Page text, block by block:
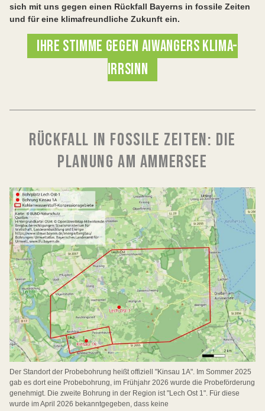
sich mit uns gegen einen Rückfall Bayerns in fossile Zeiten
und für eine klimafreundliche Zukunft ein.
IHRE STIMME GEGEN AIWANGERS KLIMA-
IRRSINN
RÜCKFALL IN FOSSILE ZEITEN: DIE
PLANUNG AM AMMERSEE
Der Standort der Probebohrung heißt offiziell "Kinsau 1A". Im Sommer 2025
gab es dort eine Probebohrung, im Frühjahr 2026 wurde die Probeförderung
genehmigt. Die zweite Bohrung in der Region ist "Lech Ost 1". Für diese
wurde im April 2026 bekanntgegeben, dass keine